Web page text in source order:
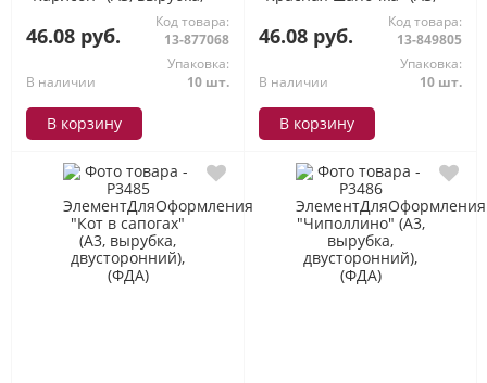
двусторонний), (ФДА)
46.08 руб.
Код товара:
13-877068
В наличии
Упаковка:
10 шт.
В корзину
вырубка, двусторонний),
(ФДА)
46.08 руб.
Код товара:
13-849805
В наличии
Упаковка:
10 шт.
В корзину